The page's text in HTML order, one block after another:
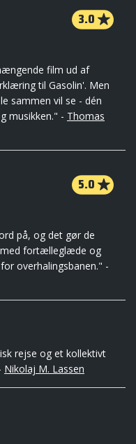
3.0
film ud af
til Gasolin'. Men
sammen vil se - dén
musikken." - Thomas
5.0
på, og det gør de
fortælleglæde og
overhalingsbanen." -
rejse og et kollektivt
Nikolaj M. Lassen